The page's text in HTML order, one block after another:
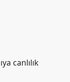
canlılık